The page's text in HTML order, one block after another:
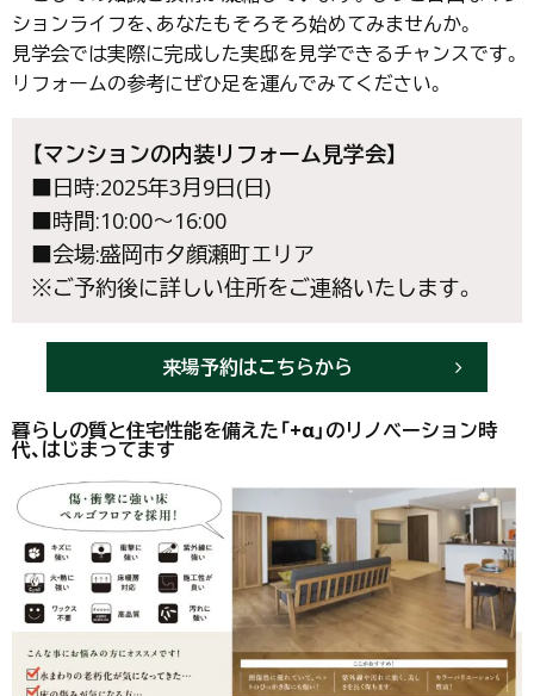
ションライフを、あなたもそろそろ始めてみませんか。
見学会では実際に完成した実邸を見学できるチャンスです。
リフォームの参考にぜひ足を運んでみてください。
【マンションの内装リフォーム見学会】
■日時:2025年3月9日(日)
■時間:10:00～16:00
■会場:盛岡市夕顔瀬町エリア
※ご予約後に詳しい住所をご連絡いたします。
来場予約はこちらから
暮らしの質と住宅性能を備えた「+α」のリノベーション時
代、はじまってます